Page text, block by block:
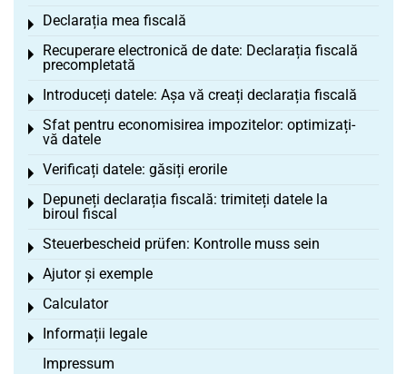
Declarația mea fiscală
Toggle menu
Recuperare electronică de date: Declarația fiscală
precompletată
Toggle menu
Introduceți datele: Așa vă creați declarația fiscală
Toggle menu
Sfat pentru economisirea impozitelor: optimizați-
vă datele
Toggle menu
Verificați datele: găsiți erorile
Toggle menu
Depuneți declarația fiscală: trimiteți datele la
biroul fiscal
Toggle menu
Steuerbescheid prüfen: Kontrolle muss sein
Toggle menu
Ajutor și exemple
Toggle menu
Calculator
Toggle menu
Informații legale
Toggle menu
Impressum